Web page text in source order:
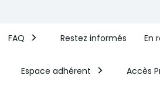
FAQ Restez informés En
Espace adhérent Accès